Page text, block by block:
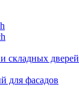
складных дверей
для фасадов